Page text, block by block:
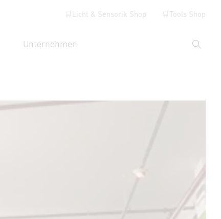
🛒Licht & Sensorik Shop 🛒Tools Shop
Unternehmen
Suche